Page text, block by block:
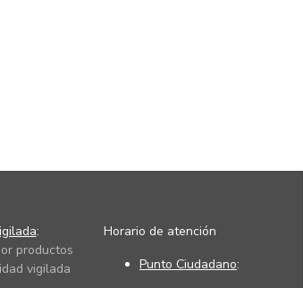
:
productos
vigilada
Horario de atención
Punto Ciudadano: